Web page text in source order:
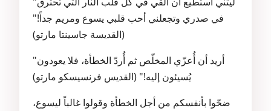
في صدري وتجعلني أحب قلبي يسوع ومريم جداً!"
(القديسة جاسينتا مارتو)
"أريد أن أُعزّي المخلّص ثم أُردّ الخطأة، فلا يعودون
يُسيئون إليه!" (القديس فرنسيسكو مارتو)
ضحّوا بأنفسكم من أجل الخطأة وقولوا غالباً ليسوع،